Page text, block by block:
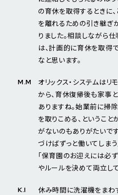
の育休を取得するときに
を離れるための引き継ぎ
りました。相談しながら
は、計画的に育休を取得
なと思います。
M.M
オリックス・システムは
から、育休復帰後も家事
ありますね。始業前に掃
を取りこめる、ということ
がないのもありがたいで
づけばずっと働いてしま
「保育園のお迎えには必
やルールを決めて両立して
K.I
休み時間に洗濯機をまわ